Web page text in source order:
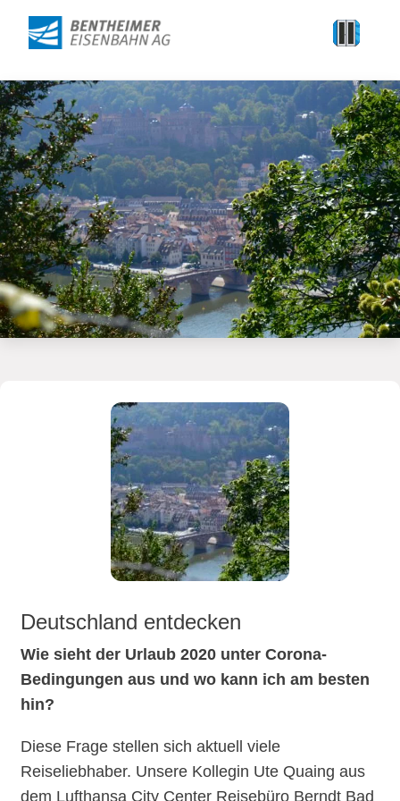
Deutschland entdecken
Wie sieht der Urlaub 2020 unter Corona-
Bedingungen aus und wo kann ich am besten
hin?
Diese Frage stellen sich aktuell viele
Reiseliebhaber. Unsere Kollegin Ute Quaing aus
dem Lufthansa City Center Reisebüro Berndt Bad